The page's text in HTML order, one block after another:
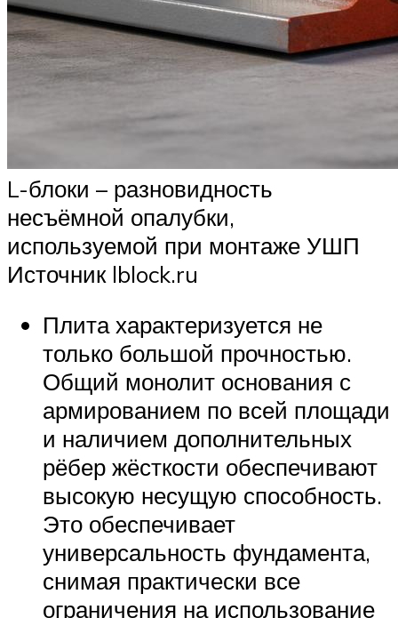
L-блоки – разновидность
несъёмной опалубки,
используемой при монтаже УШП
Источник lblock.ru
Плита характеризуется не
только большой прочностью.
Общий монолит основания с
армированием по всей площади
и наличием дополнительных
рёбер жёсткости обеспечивают
высокую несущую способность.
Это обеспечивает
универсальность фундамента,
снимая практически все
ограничения на использование